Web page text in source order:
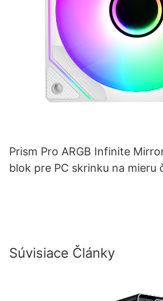
Prism Pro ARGB Infinite
blok pre PC skrinku na mieru
Súvisiace Články